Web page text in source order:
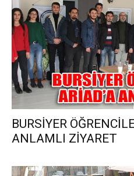
BURSİYER
ANLAMLI ZİYARET